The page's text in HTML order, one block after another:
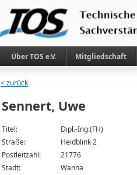
Über TOS e.V. Mitgliedschaft
< zurück
Sennert, Uwe
Titel:
Dipl.-Ing.(FH)
Straße:
Heidblink 2
Postleitzahl:
21776
Stadt:
Wanna